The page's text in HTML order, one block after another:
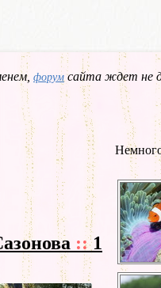
форум сайта ждет не
::1